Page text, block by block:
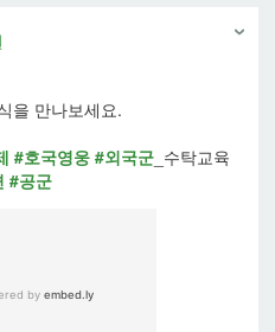
을 만나보세요.
#호국영웅 #외국군 _수탁교육
#공군